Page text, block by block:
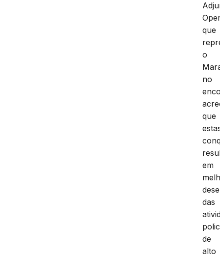
que
o
no
que
em
das
de
alto